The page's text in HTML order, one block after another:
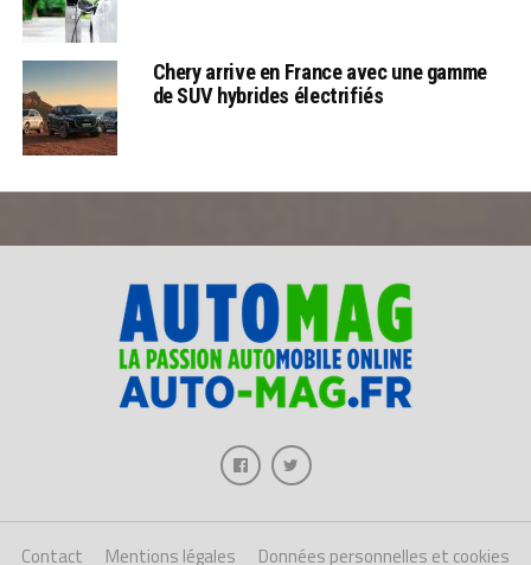
Chery arrive en France avec une gamme
de SUV hybrides électrifiés
Contact Mentions légales Données personnelles et cookies